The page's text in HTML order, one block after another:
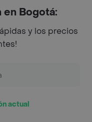
Bogotá:
y los precios
actual